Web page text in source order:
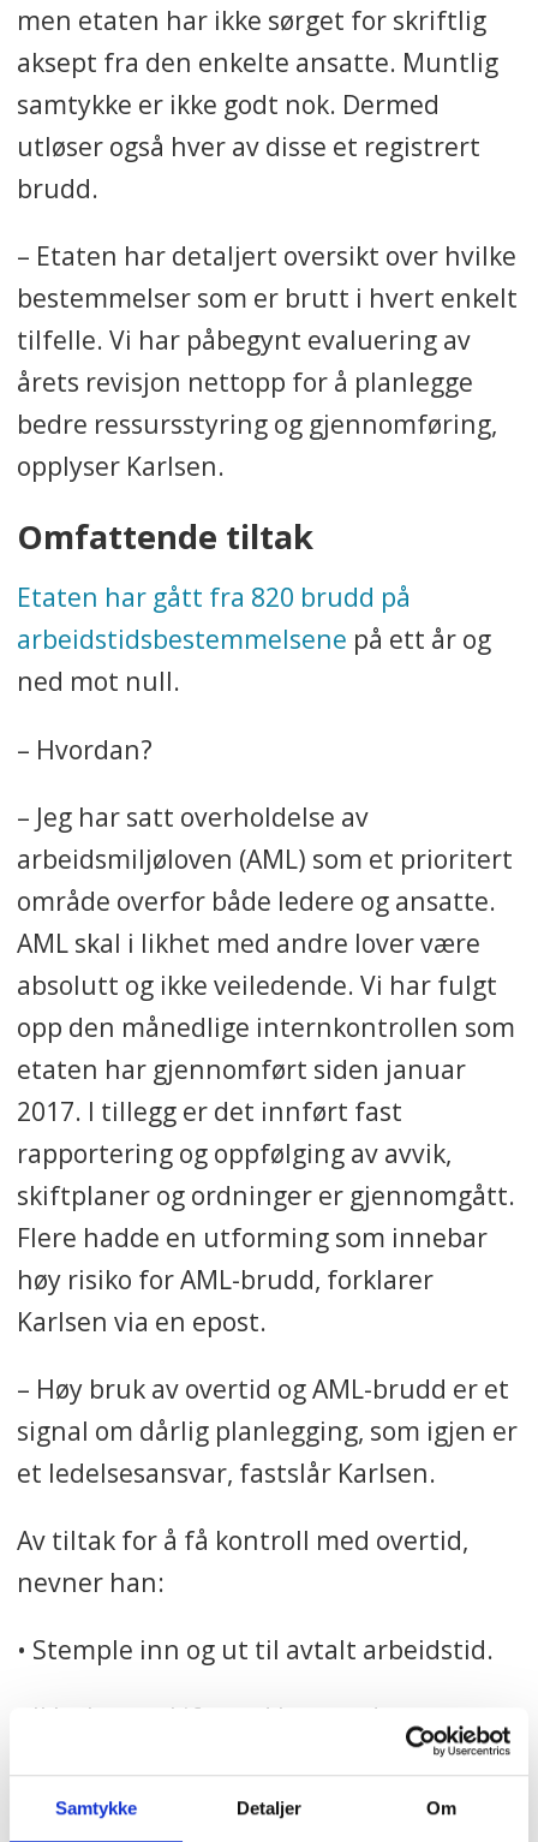
Samtykke Detaljer Om
men etaten har ikke sørget for skriftlig
aksept fra den enkelte ansatte. Muntlig
samtykke er ikke godt nok. Dermed
utløser også hver av disse et registrert
brudd.
– Etaten har detaljert oversikt over hvilke
bestemmelser som er brutt i hvert enkelt
tilfelle. Vi har påbegynt evaluering av
årets revisjon nettopp for å planlegge
bedre ressursstyring og gjennomføring,
opplyser Karlsen.
Omfattende tiltak
Etaten har gått fra 820 brudd på
arbeidstidsbestemmelsene på ett år og
ned mot null.
– Hvordan?
– Jeg har satt overholdelse av
arbeidsmiljøloven (AML) som et prioritert
område overfor både ledere og ansatte.
AML skal i likhet med andre lover være
absolutt og ikke veiledende. Vi har fulgt
opp den månedlige internkontrollen som
etaten har gjennomført siden januar
2017. I tillegg er det innført fast
rapportering og oppfølging av avvik,
skiftplaner og ordninger er gjennomgått.
Flere hadde en utforming som innebar
høy risiko for AML-brudd, forklarer
Karlsen via en epost.
– Høy bruk av overtid og AML-brudd er et
signal om dårlig planlegging, som igjen er
et ledelsesansvar, fastslår Karlsen.
Av tiltak for å få kontroll med overtid,
nevner han:
• Stemple inn og ut til avtalt arbeidstid.
• Ikke bytte skift med hverandre uten at
leder involveres og kvalitetssikrer.
• Sikre jevn fordeling av overtidsarbeid.